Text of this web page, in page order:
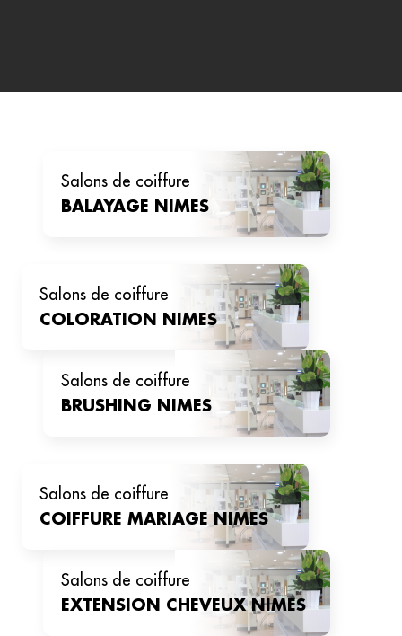
salons de coiffure
BALAYAGE
NIMES
salons de coiffure
COLORATION
NIMES
salons de coiffure
BRUSHING
NIMES
salons de coiffure
COIFFURE MARIAGENIMES
salons de coiffure
EXTENSION CHEVEUXNIMES